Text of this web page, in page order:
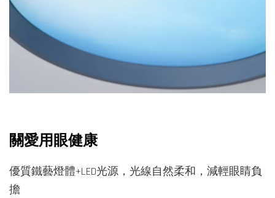
關愛用眼健康
優質鐵藝燈體+LED光源，光線自然柔和，減輕眼睛負
擔